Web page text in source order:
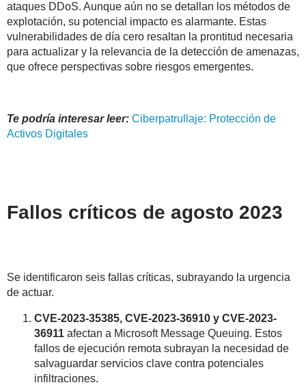
ataques DDoS. Aunque aún no se detallan los métodos de
explotación, su potencial impacto es alarmante. Estas
vulnerabilidades de día cero resaltan la prontitud necesaria
para actualizar y la relevancia de la detección de amenazas,
que ofrece perspectivas sobre riesgos emergentes.
Te podría interesar leer: Ciberpatrullaje: Protección de
Activos Digitales
Fallos críticos de agosto 2023
Se identificaron seis fallas críticas, subrayando la urgencia
de actuar.
CVE-2023-35385, CVE-2023-36910 y CVE-2023-
36911 afectan a Microsoft Message Queuing. Estos
fallos de ejecución remota subrayan la necesidad de
salvaguardar servicios clave contra potenciales
infiltraciones.